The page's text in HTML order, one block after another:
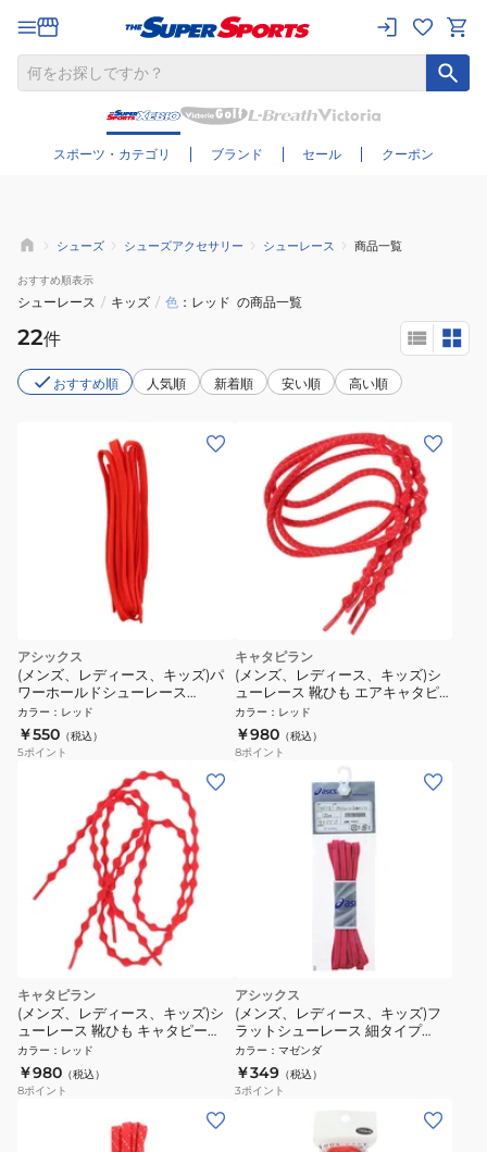
スポーツ・カテゴリ ブランド セール クーポン
さらに絞り込む
シューズ シューズアクセサリー シューレース 商品一覧
おすすめ順表示
シューレース / キッズ / 色 レッド の商品一覧
22件
おすすめ順 人気順 新着順 安い順 高い順
アシックス
(メンズ、レディース、キッズ)パ
ワーホールドシューレース
TXX121.23 靴ひも 赤 レッド
カラー ： レッド
￥550 （税込）
5ポイント
キャタピラン
(メンズ、レディース、キッズ)シ
ューレース 靴ひも エアキャタピ
ーRF70cm CAR70-7RSR
カラー ： レッド
￥980 （税込）
8ポイント
キャタピラン
(メンズ、レディース、キッズ)シ
ューレース 靴ひも キャタピー
60cm C60-7SR
カラー ： レッド
￥980 （税込）
8ポイント
アシックス
(メンズ、レディース、キッズ)フ
ラットシューレース 細タイプ
TXX116.18
カラー ： マゼンダ
￥349 （税込）
3ポイント